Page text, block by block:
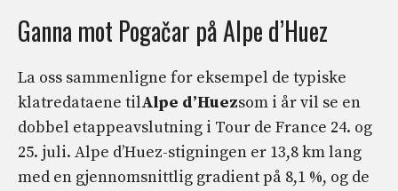
Ganna mot Pogačar på Alpe d’Huez
La oss sammenligne for eksempel de typiske
klatredataene tilAlpe d’Huezsom i år vil se en
dobbel etappeavslutning i Tour de France 24. og
25. juli. Alpe d’Huez-stigningen er 13,8 km lang
med en gjennomsnittlig gradient på 8,1 %, og de